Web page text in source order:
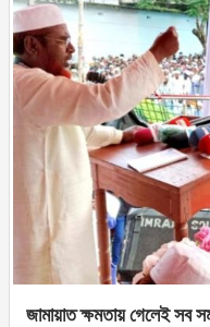
জামায়াত ক্ষমতায় গেলেই সব